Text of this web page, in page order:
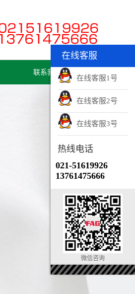
联系我们
在线客服
在线客服1号
在线客服2号
在线客服3号
热线电话
021-51619926
13761475666
微信咨询